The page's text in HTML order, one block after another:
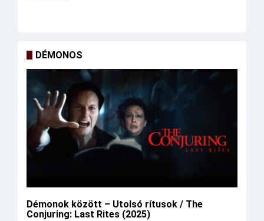
DÉMONOS
Démonok között – Utolsó rítusok / The
Conjuring: Last Rites (2025)